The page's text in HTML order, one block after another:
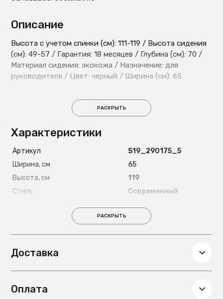
Описание
Высота с учетом спинки (см): 111-119 / Высота сидения
(см): 49-57 / Гарантия: 18 месяцев / Глубина (см): 70 /
Материал сидения: экокожа / Назначение: для
руководителя / Цвет: черный / Ширина (см): 65
РАСКРЫТЬ
Характеристики
Артикул
S19_290175_5
Ширина, см
65
Высота, см
119
Стиль
Современный
Вес, кг
17.5
Материал обивки
РАСКРЫТЬ
Доставка
Оплата